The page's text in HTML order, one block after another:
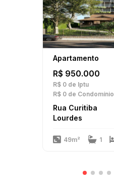
Apartamento
R$ 950.000
R$ 0 de Iptu
R$ 0 de Condomínio
Rua Curitiba
Lourdes
49m² 1